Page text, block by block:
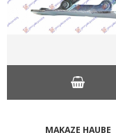
MAKAZE HAUBE